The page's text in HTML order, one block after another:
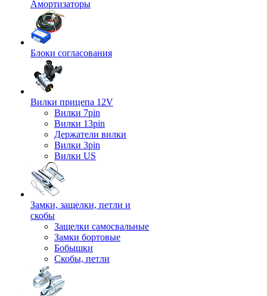
Амортизаторы
Блоки согласования
Вилки прицепа 12V
Вилки 7pin
Вилки 13pin
Держатели вилки
Вилки 3pin
Вилки US
Замки, защелки, петли и
скобы
Защелки самосвальные
Замки бортовые
Бобышки
Скобы, петли